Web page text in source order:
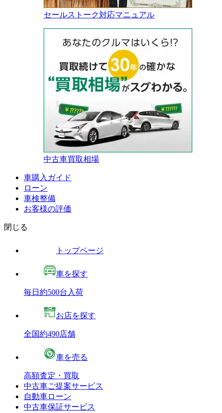
セールストーク対応マニュアル
中古車買取相場
車購入ガイド
ローン
車検整備
お客様の評価
閉じる
トップページ
車を探す
毎日約500台入荷
お店を探す
全国約490店舗
車を売る
高額査定・買取
中古車ご提案サービス
自動車ローン
中古車保証サービス